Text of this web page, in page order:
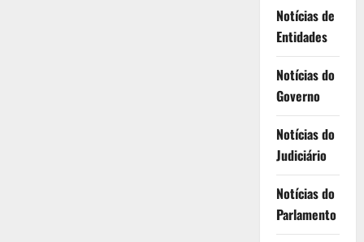
Notícias de
Entidades
Notícias do
Governo
Notícias do
Judiciário
Notícias do
Parlamento